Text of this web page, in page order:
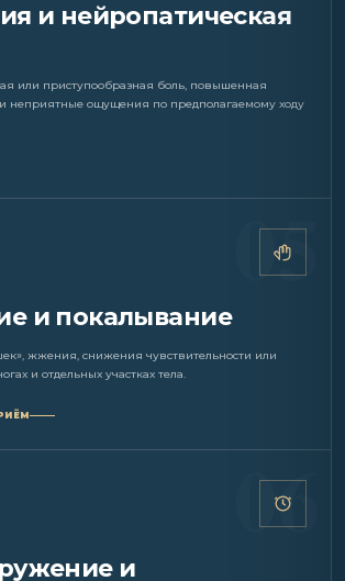
и нейропатическая
или приступообразная боль, повышенная
и неприятные ощущения по предполагаемому ходу
и покалывание
жжения, снижения чувствительности или
и отдельных участках тела.
и